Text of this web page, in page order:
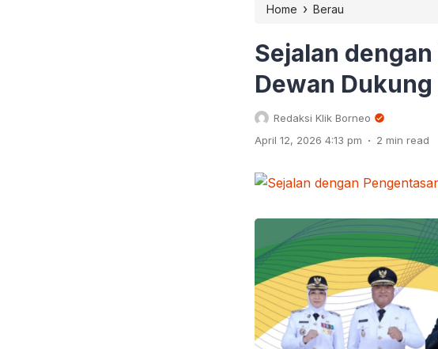
Home › Berau
Sejalan
Dewan Dukung
Redaksi Klik Borneo
April 12, 2026 4:13 pm . 2 min read